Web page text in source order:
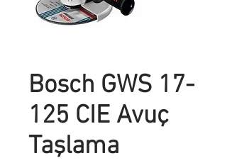
Bosch GWS 17-
125 CIE Avuç
Taşlama